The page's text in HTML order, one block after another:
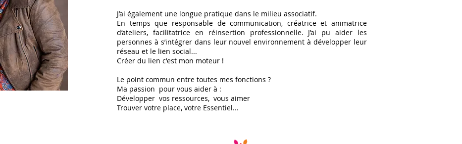
J’ai également une longue pratique dans le milieu associatif.
En temps que responsable de communication, créatrice et animatrice
d’ateliers, facilitatrice en réinsertion professionnelle. J’ai pu aider les
personnes à s’intégrer dans leur nouvel environnement à développer leur
réseau et le lien social...
Créer du lien c'est mon moteur !
Le point commun entre toutes mes fonctions ?
Ma passion pour vous aider à :
Développer vos ressources, vous aimer
Trouver votre place, votre Essentiel...